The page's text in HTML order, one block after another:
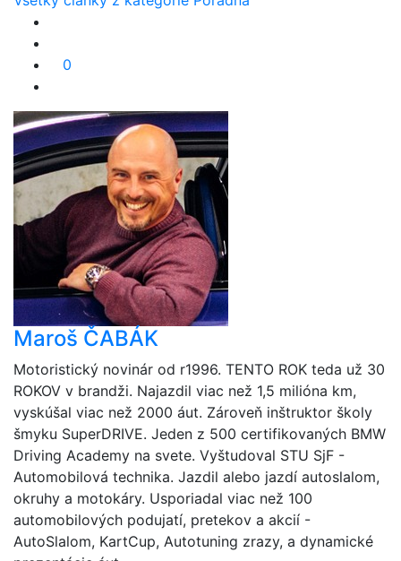
0
Maroš ČABÁK
Motoristický novinár od r1996. TENTO ROK teda už 30
ROKOV v brandži. Najazdil viac než 1,5 milióna km,
vyskúšal viac než 2000 áut. Zároveň inštruktor školy
šmyku SuperDRIVE. Jeden z 500 certifikovaných BMW
Driving Academy na svete. Vyštudoval STU SjF -
Automobilová technika. Jazdil alebo jazdí autoslalom,
okruhy a motokáry. Usporiadal viac než 100
automobilových podujatí, pretekov a akcií -
AutoSlalom, KartCup, Autotuning zrazy, a dynamické